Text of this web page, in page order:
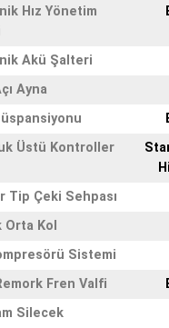
Hız Yönetim
Akü Şalteri
Ayna
Üstü Kontroller
Tip Çeki Sehpası
Orta Kol
Sistemi
Fren Valfi
Silecek